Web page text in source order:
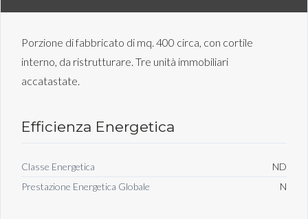
Porzione di fabbricato di mq. 400 circa, con cortile
interno, da ristrutturare. Tre unità immobiliari
accatastate.
Efficienza Energetica
Classe Energetica
ND
Prestazione Energetica Globale
N